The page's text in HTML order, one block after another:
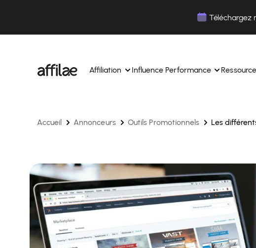
Téléchargez
Affiliation
Gérez vos campagnes, vos affiliés depuis une
Matching de partenaires par IA
Suivez et gérez les paiements de vos affiliés en toute
simplicité.
Influence Performance
Suivez vos revenus et vos collaborations
Suivez et gérez les paiements de vos affiliés
Accueil Annonceurs Outils Promotionnels Les